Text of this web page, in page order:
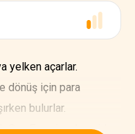
yelken açarlar.
dönüş için para
bulurlar.
San Francisco’ya giden